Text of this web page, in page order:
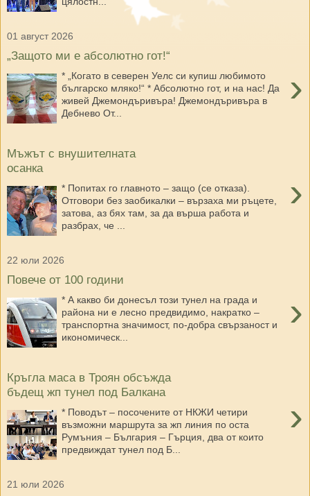
01 август 2026
„Защото ми е абсолютно гот!“
›
* „Когато в северен Уелс си купиш любимото
българско мляко!“ * Абсолютно гот, и на нас! Да
живей Джемондъривъра! Джемондъривъра в
Дебнево От...
Мъжът с внушителната
осанка
›
* Попитах го главното – защо (се отказа).
Отговори без заобикалки – вързаха ми ръцете,
затова, аз бях там, за да върша работа и
разбрах, че ...
22 юли 2026
Повече от 100 години
›
* А какво би донесъл този тунел на града и
района ни е лесно предвидимо, накратко –
транспортна значимост, по-добра свързаност и
икономическ...
Кръгла маса в Троян обсъжда
бъдещ жп тунел под Балкана
›
* Поводът – посочените от НКЖИ четири
възможни маршрута за жп линия по оста
Румъния – България – Гърция, два от които
предвиждат тунел под Б...
21 юли 2026